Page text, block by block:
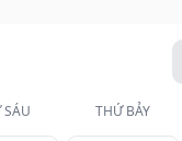
SÁU THỨ BẢY